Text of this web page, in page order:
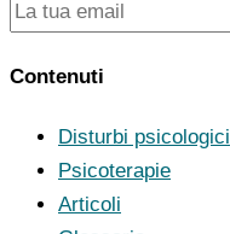
Contenuti
Disturbi psicologici
Psicoterapie
Articoli